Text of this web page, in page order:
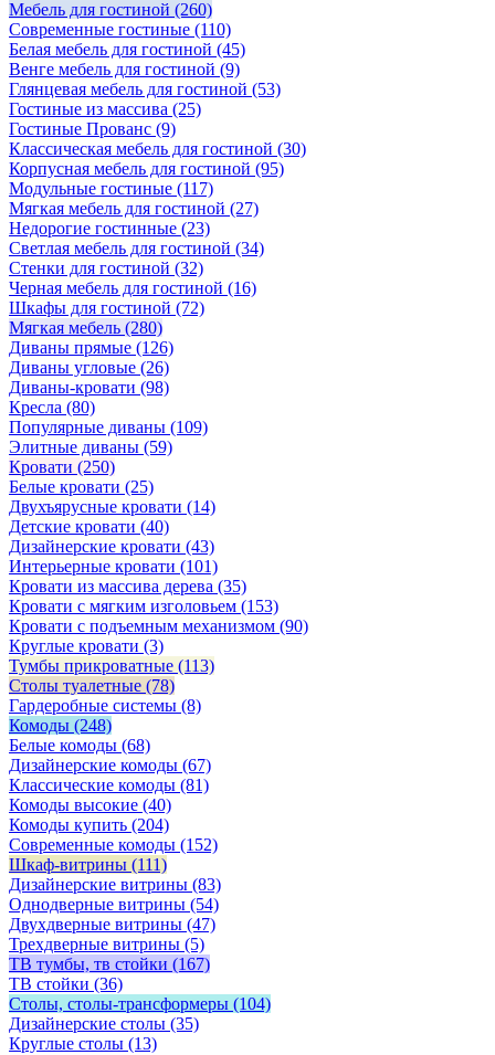
Мебель для гостиной (260)
Современные гостиные (110)
Белая мебель для гостиной (45)
Венге мебель для гостиной (9)
Глянцевая мебель для гостиной (53)
Гостиные из массива (25)
Гостиные Прованс (9)
Классическая мебель для гостиной (30)
Корпусная мебель для гостиной (95)
Модульные гостиные (117)
Мягкая мебель для гостиной (27)
Недорогие гостинные (23)
Светлая мебель для гостиной (34)
Стенки для гостиной (32)
Черная мебель для гостиной (16)
Шкафы для гостиной (72)
Мягкая мебель (280)
Диваны прямые (126)
Диваны угловые (26)
Диваны-кровати (98)
Кресла (80)
Популярные диваны (109)
Элитные диваны (59)
Кровати (250)
Белые кровати (25)
Двухъярусные кровати (14)
Детские кровати (40)
Дизайнерские кровати (43)
Интерьерные кровати (101)
Кровати из массива дерева (35)
Кровати с мягким изголовьем (153)
Кровати с подъемным механизмом (90)
Круглые кровати (3)
Тумбы прикроватные (113)
Столы туалетные (78)
Гардеробные системы (8)
Комоды (248)
Белые комоды (68)
Дизайнерские комоды (67)
Классические комоды (81)
Комоды высокие (40)
Комоды купить (204)
Современные комоды (152)
Шкаф-витрины (111)
Дизайнерские витрины (83)
Однодверные витрины (54)
Двухдверные витрины (47)
Трехдверные витрины (5)
ТВ тумбы, тв стойки (167)
ТВ стойки (36)
Столы, столы-трансформеры (104)
Дизайнерские столы (35)
Круглые столы (13)